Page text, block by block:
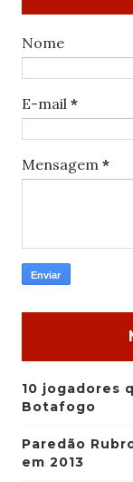
Nome
E-mail *
Mensagem *
10 jogadores
Botafogo
Paredão
em 2013